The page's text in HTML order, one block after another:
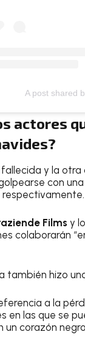
A post shared
actores
fallecida y la
con
Films y
colaborarán
también hizo
a la
en las que se
corazón